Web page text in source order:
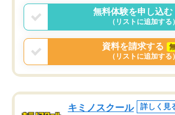
言う事で講師変更の申し出があり、あ
まりに短期での変更だった為、塾に通
う事にして退会しました。遅れも取り
戻せ、授業内容や講師の方は良かった
と思います。
無料体験を申し込む
（リストに追加する）
資料を請求する
（リストに追加する）
キミノスクール 詳しく見